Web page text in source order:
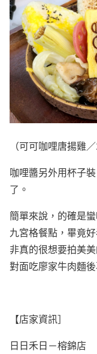
（可可咖哩唐揚雞／
咖哩醬另外用杯子
了。
簡單來說，的確是
九宮格餐點，畢竟
非真的很想要拍美
對面吃廖家牛肉麵
【店家資訊］
日日禾日－榕錦店